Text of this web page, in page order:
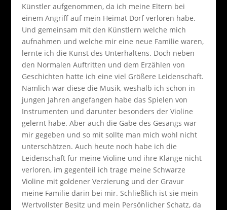
Künstler aufgenommen, da ich meine Eltern bei
einem Angriff auf mein Heimat Dorf verloren habe.
Und gemeinsam mit den Künstlern welche mich
aufnahmen und welche mir eine neue Familie waren,
lernte ich die Kunst des Unterhaltens. Doch neben
den Normalen Auftritten und dem Erzählen von
Geschichten hatte ich eine viel Größere Leidenschaft.
Nämlich war diese die Musik, weshalb ich schon in
jungen Jahren angefangen habe das Spielen von
Instrumenten und darunter besonders der Violine
gelernt habe. Aber auch die Gabe des Gesangs war
mir gegeben und so mit sollte man mich wohl nicht
unterschätzen. Auch heute noch habe ich die
Leidenschaft für meine Violine und ihre Klänge nicht
verloren, im gegenteil ich trage meine Schwarze
Violine mit goldener Verzierung und der Gravur
meine Familie darin bei mir. Schließlich ist sie mein
Wertvollster Besitz und mein Persönlicher Schatz, da